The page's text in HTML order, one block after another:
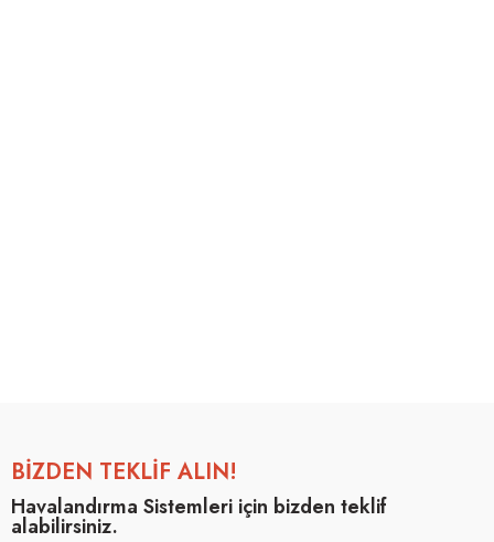
BİZDEN TEKLİF ALIN!
Havalandırma Sistemleri için bizden teklif
alabilirsiniz.